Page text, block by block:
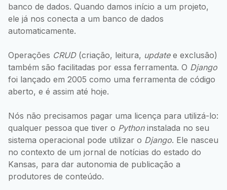
banco de dados. Quando damos início a um projeto,
ele já nos conecta a um banco de dados
automaticamente.
Operações CRUD(criação, leitura, updatee exclusão)
também são facilitadas por essa ferramenta. O Django
foi lançado em 2005 como uma ferramenta de código
aberto, e é assim até hoje.
Nós não precisamos pagar uma licença para utilizá-lo:
qualquer pessoa que tiver o Pythoninstalada no seu
sistema operacional pode utilizar o Django. Ele nasceu
no contexto de um jornal de notícias do estado do
Kansas, para dar autonomia de publicação a
produtores de conteúdo.